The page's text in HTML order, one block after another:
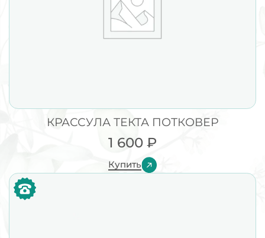
КРАССУЛА ТЕКТА ПОТКОВЕР
1 600 ₽
Купить